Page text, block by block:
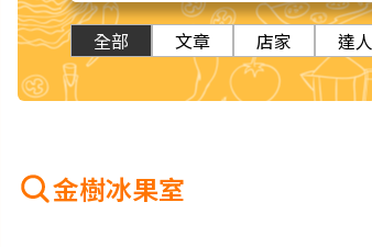
全部 文章 店家 達人
金樹冰果室